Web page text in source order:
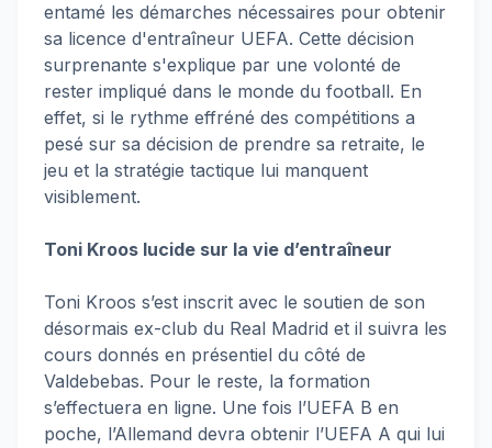
entamé les démarches nécessaires pour obtenir
sa licence d'entraîneur UEFA. Cette décision
surprenante s'explique par une volonté de
rester impliqué dans le monde du football. En
effet, si le rythme effréné des compétitions a
pesé sur sa décision de prendre sa retraite, le
jeu et la stratégie tactique lui manquent
visiblement.
Toni Kroos lucide sur la vie d’entraîneur
Toni Kroos s’est inscrit avec le soutien de son
désormais ex-club du Real Madrid et il suivra les
cours donnés en présentiel du côté de
Valdebebas. Pour le reste, la formation
s’effectuera en ligne. Une fois l’UEFA B en
poche, l’Allemand devra obtenir l’UEFA A qui lui